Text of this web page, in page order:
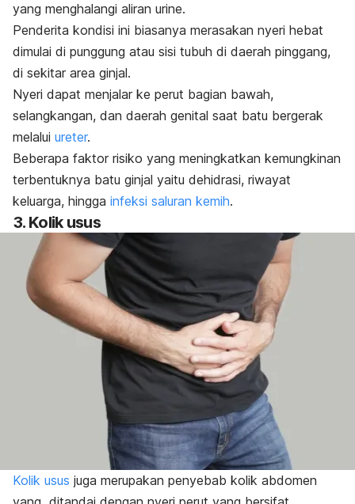
yang menghalangi aliran urine.
Penderita kondisi ini biasanya merasakan nyeri hebat
dimulai di punggung atau sisi tubuh di daerah pinggang,
di sekitar area ginjal.
Nyeri dapat menjalar ke perut bagian bawah,
selangkangan, dan daerah genital saat batu bergerak
melalui ureter.
Beberapa faktor risiko yang meningkatkan kemungkinan
terbentuknya batu ginjal yaitu dehidrasi, riwayat
keluarga, hingga infeksi saluran kemih.
3. Kolik usus
Kolik usus juga merupakan penyebab kolik abdomen